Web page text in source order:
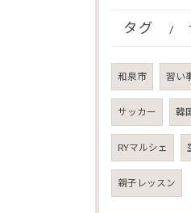
タグ
和泉市 習い
サッカー 韓
RYマルシェ
親子レッスン